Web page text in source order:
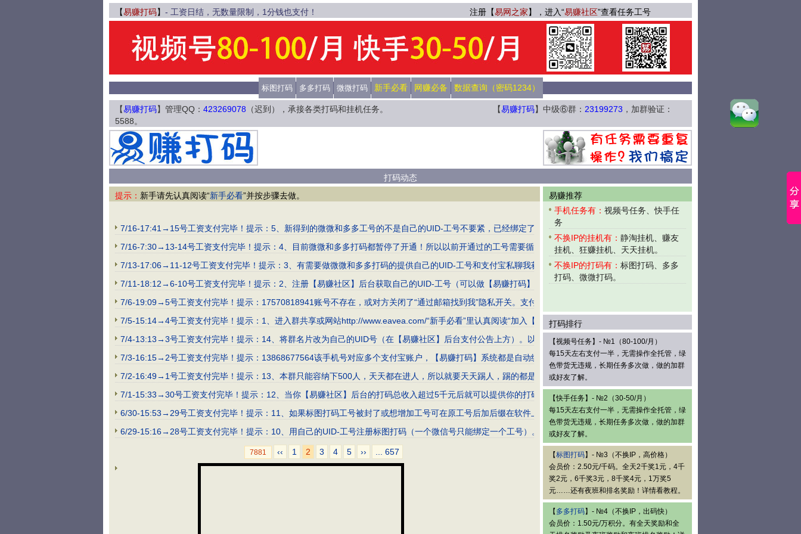
【易赚打码】 - 工资日结，无数量限制，1分钱也支付！ 注册【易网之家】，进入“易赚社区”查看任务工号
标图打码 多多打码 微微打码 新手必看 网赚必备 数据查询（密码1234）
【易赚打码】管理QQ： 423269078 （迟到），承接各类打码和挂机任务。 【易赚打码】中级⑥群： 23199273 ，加群验证：
5588。
打码动态
提示： 新手请先认真阅读“新手必看”并按步骤去做。
7/16-17:41→15号工资支付完毕！提示：5、新得到的微微和多多工号的不是自己的UID-工号不要紧，已经绑定了你的支付宝。自己的易赚社区后台不显示数量。
7/16-7:30→13-14号工资支付完毕！提示：4、目前微微和多多打码都暂停了开通！所以以前开通过的工号需要循环使用。连续1个月没打码的微微和多多打码工号会被收回（数据清零）
7/13-17:06→11-12号工资支付完毕！提示：3、有需要做微微和多多打码的提供自己的UID-工号和支付宝私聊我获取工号和密码。
7/11-18:12→6-10号工资支付完毕！提示：2、注册【易赚社区】后台获取自己的UID-工号（可以做【易赚打码】网站里的标图打码任务）。
7/6-19:09→5号工资支付完毕！提示：17570818941账号不存在，或对方关闭了“通过邮箱找到我”隐私开关。支付宝无法识别支付。
7/5-15:14→4号工资支付完毕！提示：1、进入群共享或网站http://www.eavea.com/“新手必看”里认真阅读“加入【易赚打码】的详细说明”并按照步骤去做。
7/4-13:13→3号工资支付完毕！提示：14、将群名片改为自己的UID号（在【易赚社区】后台支付公告上方）。以防误踢！不打码的请自己退群！发广告的一律踢！
7/3-16:15→2号工资支付完毕！提示：13868677564该手机号对应多个支付宝账户，【易赚打码】系统都是自动统计数据和支付工资，无法识别，无法支付，请使用正确的支付宝。
7/2-16:49→1号工资支付完毕！提示：13、本群只能容纳下500人，天天都在进人，所以就要天天踢人，踢的都是最不活跃的人，希望大家在群里多多交流经验，让群活跃些。
7/1-15:33→30号工资支付完毕！提示：12、当你【易赚社区】后台的打码总收入超过5千元后就可以提供你的打码总收入截图和UID号私Q群管理员（迟到）升级为【易赚打码】永久
6/30-15:53→29号工资支付完毕！提示：11、如果标图打码工号被封了或想增加工号可在原工号后加后缀在软件上用新微信重新注册后可继续打码。
6/29-15:16→28号工资支付完毕！提示：10、用自己的UID-工号注册标图打码（一个微信号只能绑定一个工号）。微微打码登录时要选择输入法。忘记了【易赚社区】后台密码的无法找
7881 ‹‹ 1 2 3 4 5 ›› ... 657
易赚推荐
手机任务有： 视频号任务、快手任
务
不换IP的挂机有： 静淘挂机、赚友
挂机、狂赚挂机、天天挂机。
不换IP的打码有： 标图打码、多多
打码、微微打码。
打码排行
【视频号任务】- №1（80-100/月）
每15天左右支付一半，无需操作全托管，绿
色带货无违规，长期任务多次做，做的加群
或好友了解。
【快手任务】- №2（30-50/月）
每15天左右支付一半，无需操作全托管，绿
色带货无违规，长期任务多次做，做的加群
或好友了解。
【标图打码】- №3（不换IP，高价格）
会员价：2.50元/千码。全天2千奖1元，4千
奖2元，6千奖3元，8千奖4元，1万奖5
元……还有夜班和排名奖励！详情看教程。
【 多多打码】- №4（不换IP，出码快）
会员价：1.50元/万积分。有全天奖励和全